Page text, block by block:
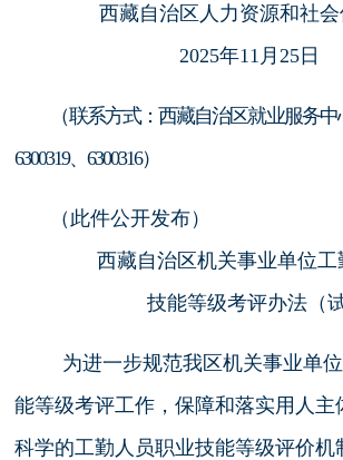
西藏自治区人力资源和社
2025年11月25日
（联系方式：西藏自治区就业服务中
6300319、6300316）
（此件公开发布）
西藏自治区机关事业单位工
技能等级考评办法（试
为进一步规范我区机关事业单
能等级考评工作，保障和落实用人主
科学的工勤人员职业技能等级评价机